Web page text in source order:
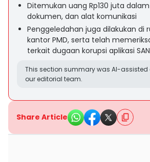
Ditemukan uang Rp130 juta
dokumen, dan alat komunikasi
Penggeledahan juga dilakukan di
kantor PMD, serta telah
terkait dugaan korupsi aplikasi
This section summary was AI-assisted
our editorial team.
Share Article